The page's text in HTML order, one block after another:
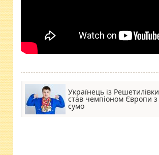
Українець із Решетилівки
став чемпіоном Європи з
сумо